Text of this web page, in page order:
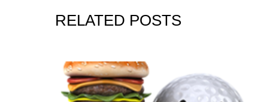
RELATED POSTS